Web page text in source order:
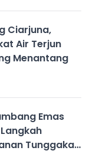
Ciarjuna,
Air Terjun
Menantang
Emas
Tunggakan